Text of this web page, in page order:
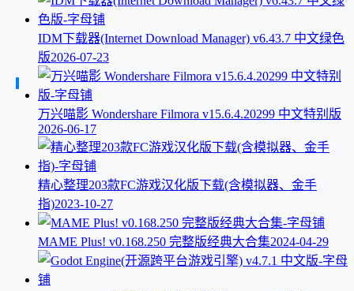
IDM下载器(Internet Download Manager) v6.43.7 中文绿色
版2026-07-23
万兴喵影 Wondershare Filmora v15.6.4.20299 中文特别版
2026-06-17
精心整理203款FC游戏汉化版下载(含模拟器、金手
指)2023-10-27
MAME Plus! v0.168.250 完整版经典大合集2024-04-29